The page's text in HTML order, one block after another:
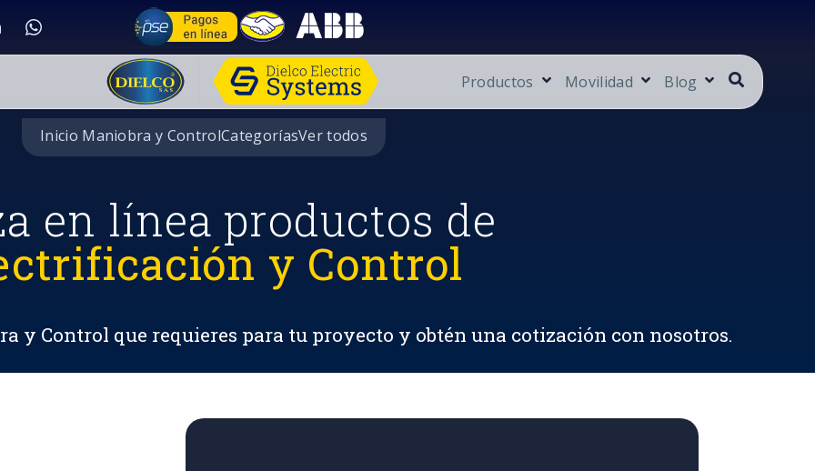
Productos Movilidad Blog
Inicio Maniobra y ControlCategoríasVer todos
en línea productos de
y Control
y Control que requieres para tu proyecto y obtén una cotización con nosotros.